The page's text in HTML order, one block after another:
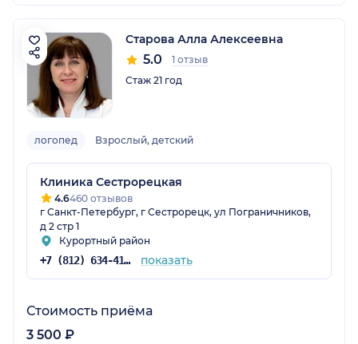
Старова Алла Алексеевна
5.0
1 отзыв
Стаж 21 год
логопед Взрослый, детский
Клиника Сестрорецкая
4.6460 отзывов
г Санкт-Петербург, г Сестрорецк, ул Пограничников,
д 2 стр 1
Курортный район
+7 (812) 634-41-35 показать
Стоимость приёма
3 500 ₽